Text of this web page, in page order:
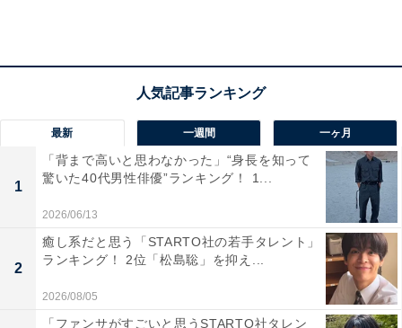
家賃や食費、光熱費など、リアルな収支状況とや
■神奈川県横浜市港南区、39歳女性世帯の場合
年収：夫400万円、妻100万円
家賃：なし
最新 一週間 一ヶ月
1
「背まで高いと思わなかった」“身長を知って
驚いた40代男性俳優”ランキング！ 1...
2026/06/13
2
癒し系だと思う「STARTO社の若手タレント」
ランキング！ 2位「松島聡」を抑え...
2026/08/05
「ファンサがすごいと思うSTARTO社タレン